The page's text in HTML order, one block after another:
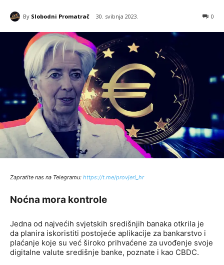
By Slobodni Promatrač 30. svibnja 2023. 0
Zapratite nas na Telegramu: https://t.me/provjeri_hr
Noćna mora kontrole
Jedna od najvećih svjetskih središnjih banaka otkrila je
da planira iskoristiti postojeće aplikacije za bankarstvo i
plaćanje koje su već široko prihvaćene za uvođenje svoje
digitalne valute središnje banke, poznate i kao CBDC.